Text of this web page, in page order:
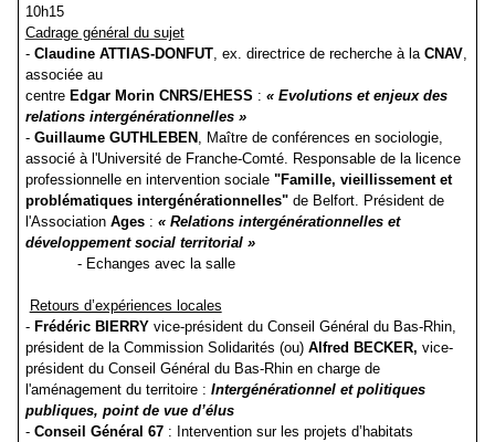
10h15
Cadrage général du sujet
- Claudine ATTIAS-DONFUT, ex. directrice de recherche à la CNAV,
associée au
centre Edgar Morin CNRS/EHESS : « Evolutions et enjeux des
relations intergénérationnelles »
- Guillaume GUTHLEBEN, Maître de conférences en sociologie,
associé à l'Université de Franche-Comté. Responsable de la licence
professionnelle en intervention sociale "Famille, vieillissement et
problématiques intergénérationnelles"de Belfort. Président de
l'Association Ages: « Relations intergénérationnelles et
développement social territorial »
- Echanges avec la salle
Retours d’expériences locales
- Frédéric BIERRYvice-président du Conseil Général du Bas-Rhin,
président de la Commission Solidarités (ou) Alfred BECKER, vice-
président du Conseil Général du Bas-Rhin en charge de
l'aménagement du territoire : Intergénérationnel et politiques
publiques, point de vue d’élus
- Conseil Général 67: Intervention sur les projets d’habitats